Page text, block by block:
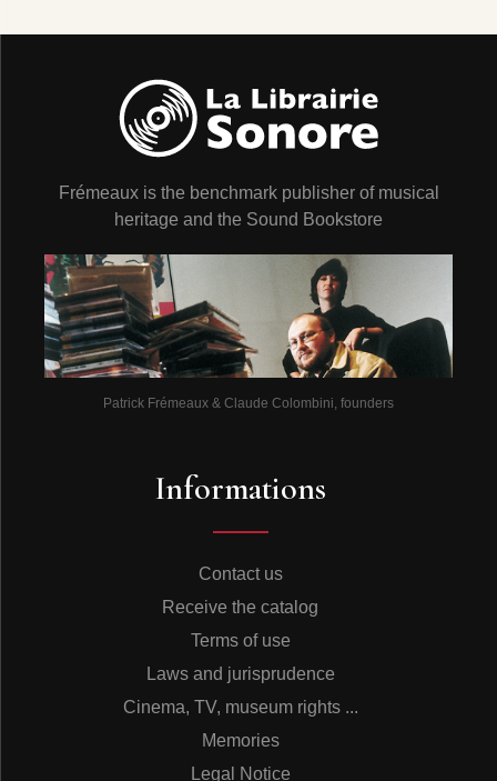
Frémeaux is the benchmark publisher of musical
heritage and the Sound Bookstore
Patrick Frémeaux & Claude Colombini, founders
Informations
Contact us
Receive the catalog
Terms of use
Laws and jurisprudence
Cinema, TV, museum rights ...
Memories
Legal Notice